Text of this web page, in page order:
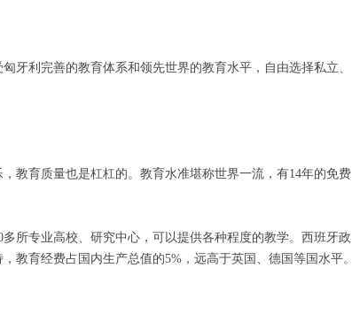
牙利完善的教育体系和领先世界的教育水平，自由选择私立、
教育质量也是杠杠的。教育水准堪称世界一流，有14年的免费
所专业高校、研究中心，可以提供各种程度的教学。西班牙政
教育经费占国内生产总值的5%，远高于英国、德国等国水平。